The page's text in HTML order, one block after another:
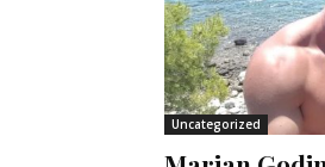
Uncategorized